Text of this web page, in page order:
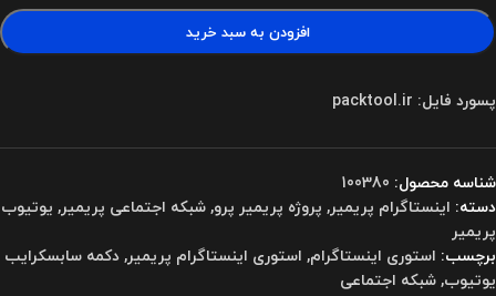
افزودن به سبد خرید
پسورد فایل: packtool.ir
شناسه محصول: 100380
دسته: اینستاگرام پریمیر, پروژه پریمیر پرو,شبکه اجتماعی پریمیر, یوتیوب
پریمیر
برچسب: استوری اینستاگرام, استوری اینستاگرام پریمیر,دکمه سابسکرایب
یوتیوب,شبکه اجتماعی